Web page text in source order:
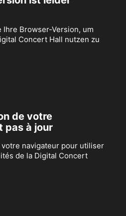
Browser-Version, um
Concert Hall nutzen zu
de votre
pas à jour
navigateur pour utiliser
de la Digital Concert